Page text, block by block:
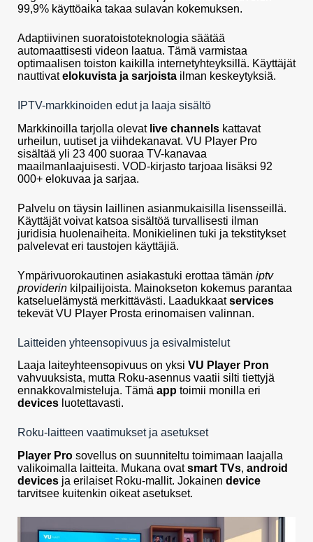
99,9% käyttöaika takaa sulavan kokemuksen.
Adaptiivinen suoratoistoteknologia säätää
automaattisesti videon laatua. Tämä varmistaa
optimaalisen toiston kaikilla internetyhteyksillä. Käyttäjät
nauttivatelokuvista ja sarjoista ilman keskeytyksiä.
IPTV-markkinoiden edut ja laaja sisältö
Markkinoilla tarjolla olevat live channels kattavat
urheilun, uutiset ja viihdekanavat. VU Player Pro
sisältää yli 23 400 suoraa TV-kanavaa
maailmanlaajuisesti. VOD-kirjasto tarjoaa lisäksi 92
000+ elokuvaa ja sarjaa.
Palvelu on täysin laillinen asianmukaisilla lisensseillä.
Käyttäjät voivat katsoa sisältöä turvallisesti ilman
juridisia huolenaiheita. Monikielinen tuki ja tekstitykset
palvelevat eri taustojen käyttäjiä.
Ympärivuorokautinen asiakastuki erottaa tämän iptv
providerin kilpailijoista. Mainokseton kokemus parantaa
katseluelämystä merkittävästi. Laadukkaatservices
tekevät VU Player Prosta erinomaisen valinnan.
Laitteiden yhteensopivuus ja esivalmistelut
Laaja laiteyhteensopivuus on yksi VU Player Pron
vahvuuksista, mutta Roku-asennus vaatii silti tiettyjä
ennakkovalmisteluja. Tämä app toimii monilla eri
devices luotettavasti.
Roku-laitteen vaatimukset ja asetukset
Player Pro sovellus on suunniteltu toimimaan laajalla
valikoimalla laitteita. Mukana ovatsmart TVs, android
devices ja erilaiset Roku-mallit. Jokainen device
tarvitsee kuitenkin oikeat asetukset.